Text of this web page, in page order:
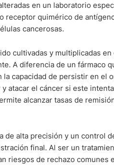
en un laboratorio
receptor quimérico de
cancerosas.
cultivadas y multiplicadas
A diferencia de un fármaco
capacidad de persistir en el
atacar el cáncer si este
alcanzar tasas de
de alta precisión y un control
final. Al ser un
riesgos de rechazo comunes